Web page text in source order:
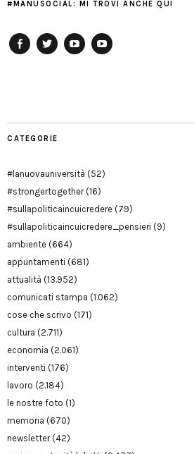
#MANUSOCIAL: MI TROVI ANCHE QUI
CATEGORIE
#lanuovauniversità (52)
#strongertogether(16)
#sullapoliticaincuicredere (79)
#sullapoliticaincuicredere_pensieri (9)
ambiente (664)
appuntamenti (681)
attualità (13.952)
comunicati stampa (1.062)
cose che scrivo (171)
cultura (2.711)
economia (2.061)
interventi (176)
lavoro (2.184)
le nostre foto (1)
memoria (670)
newsletter(42)